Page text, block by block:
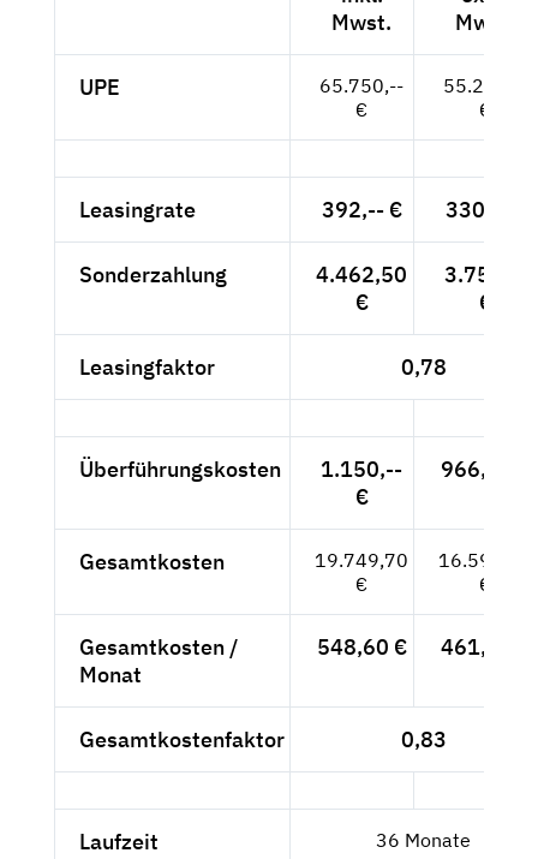
Mwst.
Mwst.
UPE
65.750,--
€
55.252,--
€
Leasingrate 392,-- € 330,-- €
Sonderzahlung
4.462,50
€
3.750,--
€
Leasingfaktor 0,78
Überführungskosten
1.150,--
€
966,39 €
Gesamtkosten
19.749,70
€
16.596,39
€
Gesamtkosten /
Monat
548,60 € 461,01 €
Gesamtkostenfaktor 0,83
Laufzeit 36 Monate